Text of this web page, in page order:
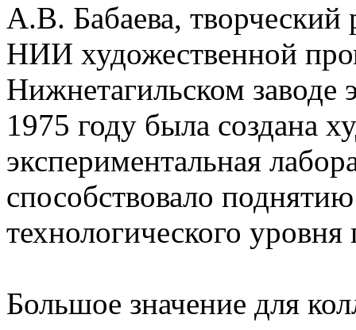
А.В. Бабаева, творческий
НИИ художественной
Нижнетагильском заводе
1975 году была создана
экспериментальная
способствовало
технологического
Большое значение для